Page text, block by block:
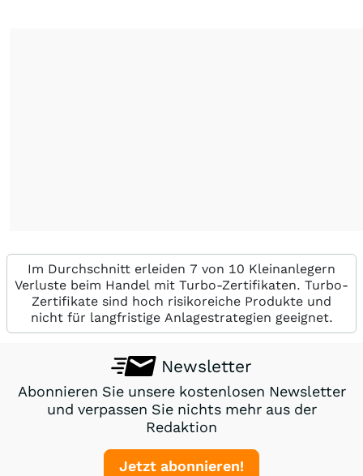
Im Durchschnitt erleiden 7 von 10 Kleinanlegern
Verluste beim Handel mit Turbo-Zertifikaten. Turbo-
Zertifikate sind hoch risikoreiche Produkte und
nicht für langfristige Anlagestrategien geeignet.
Newsletter
Abonnieren Sie unsere kostenlosen Newsletter
und verpassen Sie nichts mehr aus der
Redaktion
Jetzt abonnieren!